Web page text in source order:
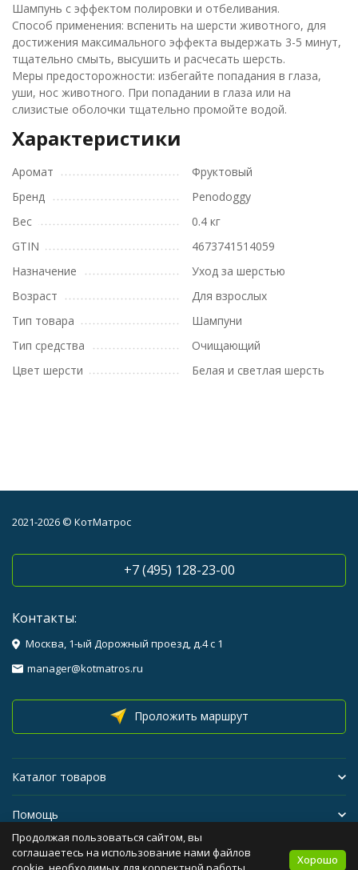
Шампунь с эффектом полировки и отбеливания.
Способ применения: вспенить на шерсти животного, для
достижения максимального эффекта выдержать 3-5 минут,
тщательно смыть, высушить и расчесать шерсть.
Меры предосторожности: избегайте попадания в глаза,
уши, нос животного. При попадании в глаза или на
слизистые оболочки тщательно промойте водой.
Характеристики
Аромат
Фруктовый
Бренд
Penodoggy
Вес
0.4 кг
GTIN
4673741514059
Назначение
Уход за шерстью
Возраст
Для взрослых
Тип товара
Шампуни
Тип средства
Очищающий
Цвет шерсти
Белая и светлая шерсть
2021-2026 © КотМатрос
+7 (495) 128-23-00
Контакты:
Москва, 1-ый Дорожный проезд, д.4 с 1
manager@kotmatros.ru
Проложить маршрут
Каталог товаров
Помощь
Бренды
Продолжая пользоваться сайтом, вы
соглашаетесь на использование нами файлов
Хорошо